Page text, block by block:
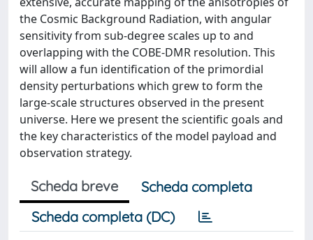
the Cosmic Background Radiation, with angular
sensitivity from sub-degree scales up to and
overlapping with the COBE-DMR resolution. This
will allow a fun identification of the primordial
density perturbations which grew to form the
large-scale structures observed in the present
universe. Here we present the scientific goals and
the key characteristics of the model payload and
observation strategy.
Scheda breve
Scheda completa
Scheda completa (DC)